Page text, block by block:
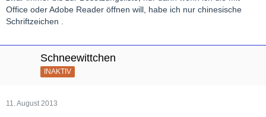
Office oder Adobe Reader öffnen will, habe ich nur chinesische
Schriftzeichen .
Schneewittchen
INAKTIV
11. August 2013